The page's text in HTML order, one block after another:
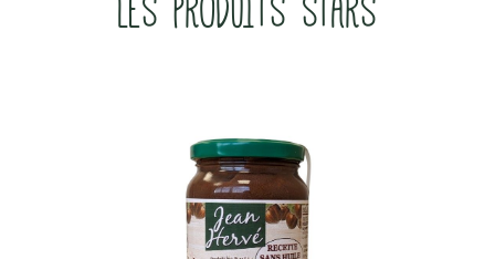
LES PRODUITS STARS